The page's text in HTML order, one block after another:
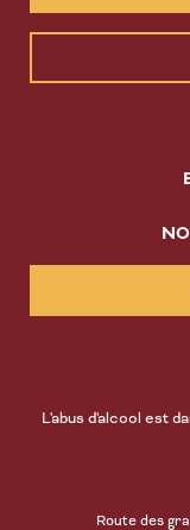
L'abus d'alcool est
Route des